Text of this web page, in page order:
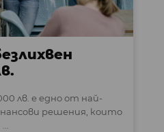
лв. е едно от най-
решения, които